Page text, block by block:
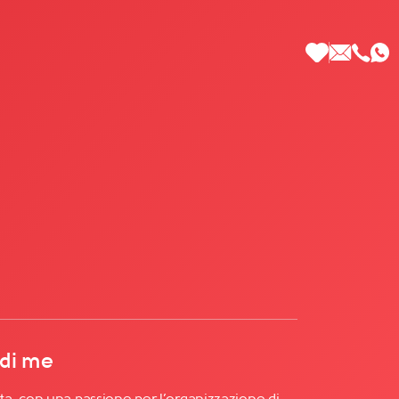
Più
me